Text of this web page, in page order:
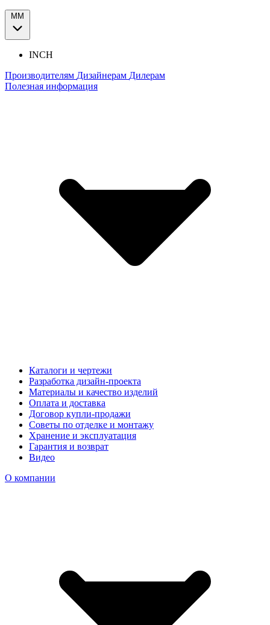
ММ
INCH
Производителям Дизайнерам Дилерам
Полезная информация
Каталоги и чертежи
Разработка дизайн-проекта
Материалы и качество изделий
Оплата и доставка
Договор купли-продажи
Советы по отделке и монтажу
Хранение и эксплуатация
Гарантия и возврат
Видео
О компании